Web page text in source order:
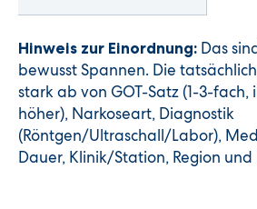
Hinweis zur Einordnung: Das
bewusst Spannen. Die
stark ab von GOT-Satz (1-3-fach,
höher), Narkoseart, Diagnostik
(Röntgen/Ultraschall/Labor),
Dauer, Klinik/Station, Region